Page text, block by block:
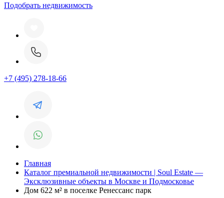
Подобрать недвижимость
+7 (495) 278-18-66
Главная
Каталог премиальной недвижимости | Soul Estate —
Эксклюзивные объекты в Москве и Подмосковье
Дом 622 м² в поселке Ренессанс парк